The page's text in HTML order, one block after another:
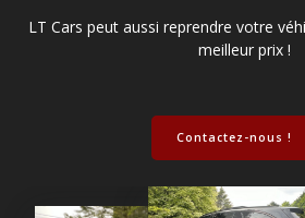
LT Cars peut aussi reprendre votre
meilleur prix !
Contactez-nous !